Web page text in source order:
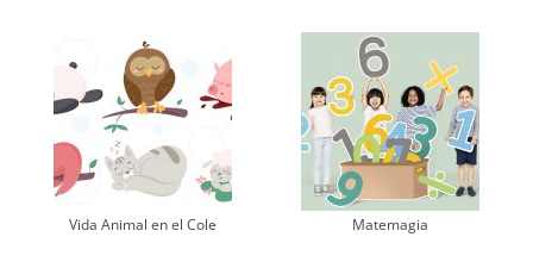
Vida Animal en el Cole Matemagia